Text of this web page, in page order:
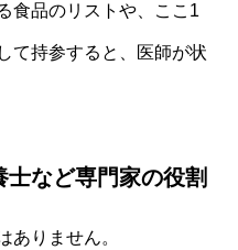
食品のリストや、ここ1
て持参すると、医師が状
など専門家の役割
ありません。